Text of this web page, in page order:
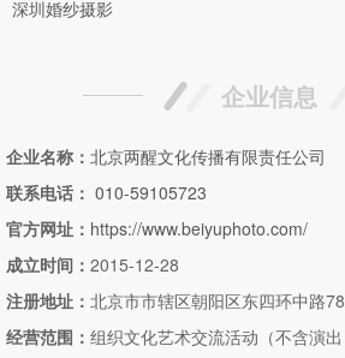
深圳婚纱摄影
企业信息
企业名称： 北京两醒文化传播有限责任公司
联系电话： 010-59105723
官方网址： https://www.beiyuphoto.com/
成立时间： 2015-12-28
注册地址： 北京市市辖区朝阳区东四环中路
经营范围： 组织文化艺术交流活动（不含演